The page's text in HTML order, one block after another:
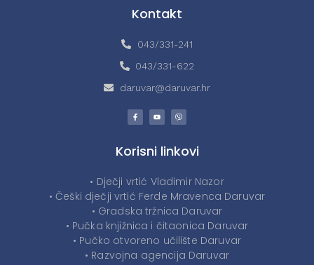
Kontakt
043/331-241
043/331-622
daruvar@daruvar.hr
Korisni linkovi
• Dječji vrtić Vladimir Nazor
• Češki dječji vrtić Ferde Mravenca Daruvar
• Gradska tržnica Daruvar
• Pučka knjižnica i čitaonica Daruvar
• Pučko otvoreno učilište Daruvar
• Razvojna agencija Daruvar